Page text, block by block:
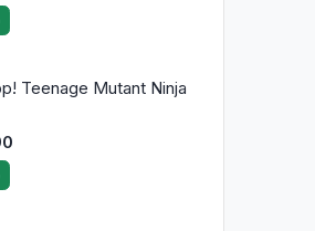
Teenage Mutant Ninja